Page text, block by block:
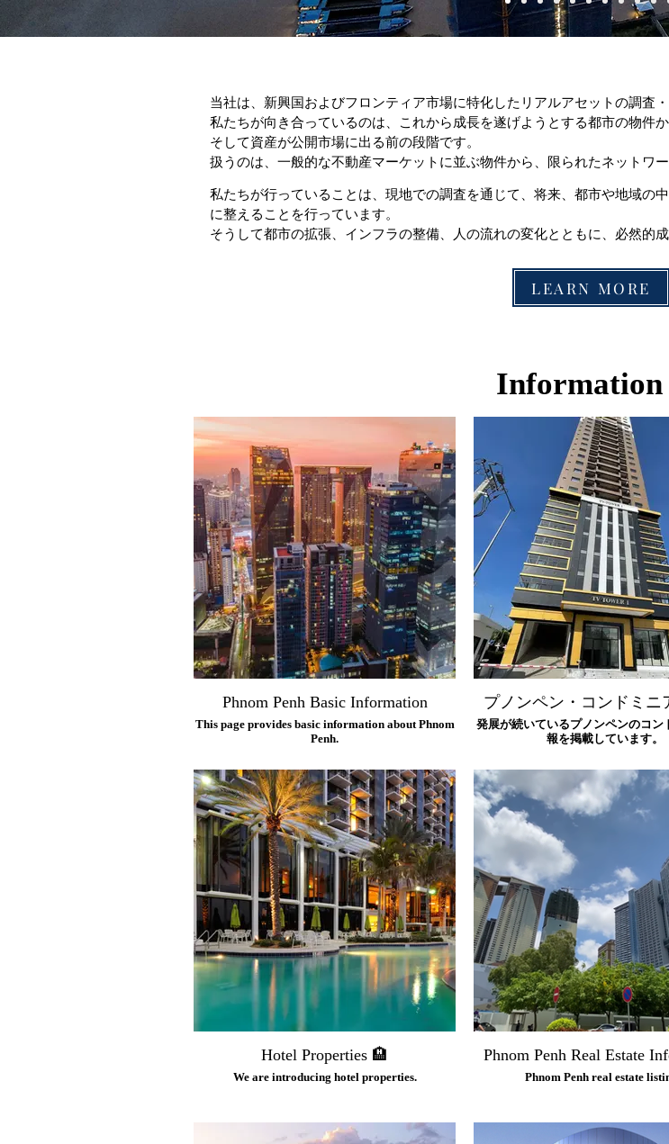
当社は、新興国およびフロンティア市場に特化したリアルアセットの調査
私たちが向き合っているのは、これから成長を遂げようとする都市の物件
そして資産が公開市場に出る前の段階です。
扱うのは、一般的な不動産マーケットに並ぶ物件から、限られたネットワ
私たちが行っていることは、 現地での調査を通じて、 将来、都市や地域の
に整えることを行っています。
そうして都市の拡張、 インフラの整備、 人の流れの変化とともに、必然的
LEARN MORE
Information
Phnom Penh Basic Information
This page provides basic information about Phnom
Penh.
プノンペン・コンドミニ
発展が続いているプノンペンのコン
報を掲載しています。
Hotel Properties 🏨
We are introducing hotel properties.
Phnom Penh Real Estate
Phnom Penh real estate